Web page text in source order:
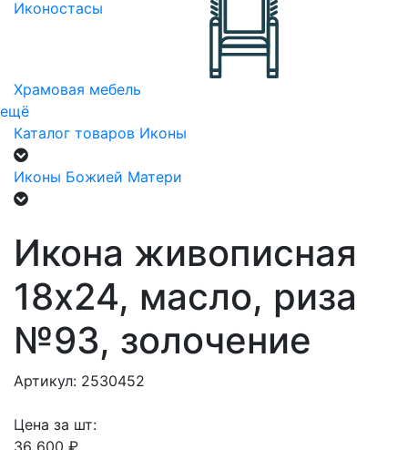
Иконостасы
Храмовая мебель
ещё
Каталог товаров Иконы
Иконы Божией Матери
Икона живописная
18х24, масло, риза
№93, золочение
Артикул: 2530452
Цена за шт:
36 600 ₽